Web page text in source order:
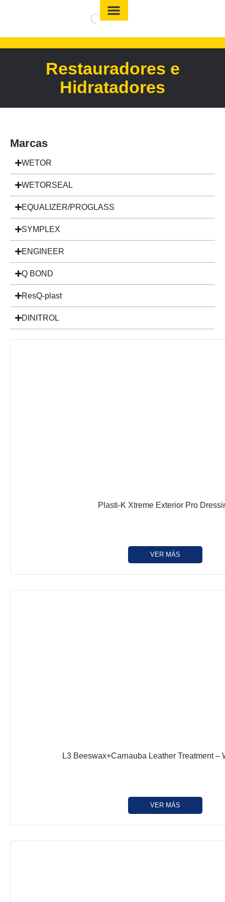
Restauradores e
Hidratadores
Marcas
WETOR
WETORSEAL
EQUALIZER/PROGLASS
SYMPLEX
ENGINEER
Q BOND
ResQ-plast
DINITROL
Plasti-K Xtreme Exterior Pro
VER MÁS
L3 Beeswax+Carnauba Leather Treatment –
VER MÁS